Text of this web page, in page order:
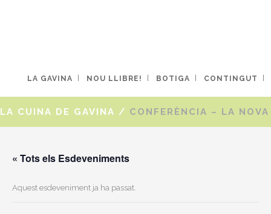
LA GAVINA NOU LLIBRE! BOTIGA CONTINGUT
LA CUINA DE GAVINA / CONFERÈNCIA – LA
« Tots els Esdeveniments
Aquest esdeveniment ja ha passat.